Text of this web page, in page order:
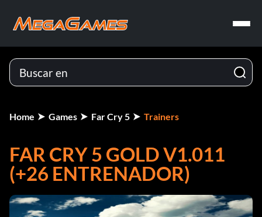
Home Games Far Cry 5 Trainers
FAR CRY 5 GOLD V1.011
(+26 ENTRENADOR)